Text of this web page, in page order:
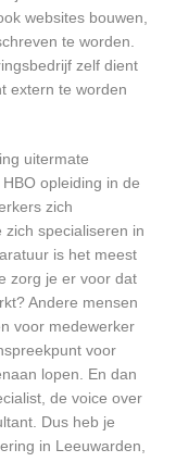
websites bouwen,
te worden.
zelf dient
extern te worden
uitermate
opleiding in de
zich
specialiseren in
is het meest
zorg je er voor dat
Andere mensen
voor medewerker
voor
lopen. En dan
de voice over
Dus heb je
in Leeuwarden,